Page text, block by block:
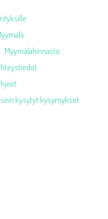
Myymälähinnasto
kysytyt kysymykset